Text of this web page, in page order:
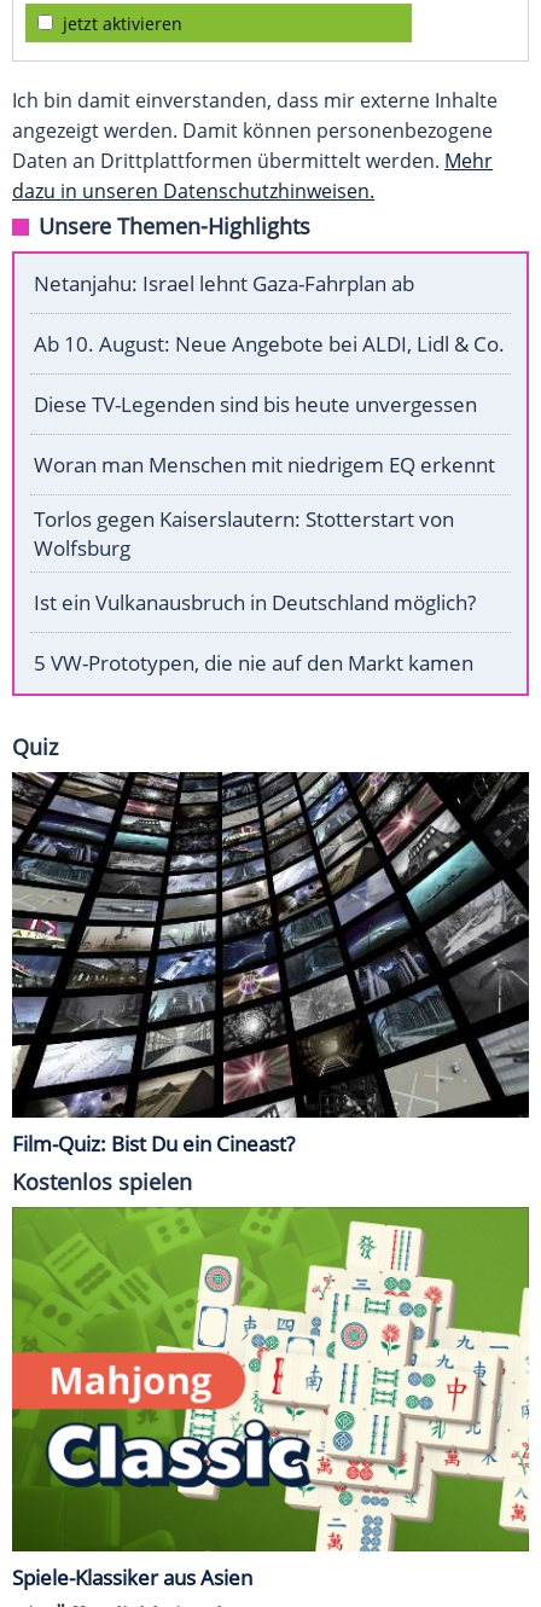
jetzt aktivieren
Ich bin damit einverstanden, dass mir externe Inhalte
angezeigt werden. Damit können personenbezogene
Daten an Drittplattformen übermittelt werden. Mehr
dazu in unseren Datenschutzhinweisen.
Unsere Themen-Highlights
Netanjahu: Israel lehnt Gaza-Fahrplan ab
Ab 10. August: Neue Angebote bei ALDI, Lidl & Co.
Diese TV-Legenden sind bis heute unvergessen
Woran man Menschen mit niedrigem EQ erkennt
Torlos gegen Kaiserslautern: Stotterstart von
Wolfsburg
Ist ein Vulkanausbruch in Deutschland möglich?
5 VW-Prototypen, die nie auf den Markt kamen
Quiz
Film-Quiz: Bist Du ein Cineast?
Kostenlos spielen
Spiele-Klassiker aus Asien